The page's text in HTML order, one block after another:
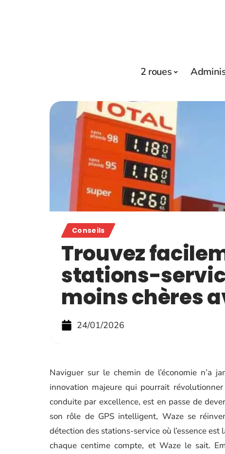
2 roues
Conseils
Trouvez
stations-
moins chères
24/01/2026
Naviguer sur le chemin de l’économie n’a
innovation majeure qui pourrait
conduite par excellence, est en passe de
son rôle de GPS intelligent, Waze se
détection des stations-service où l’essence
chaque centime compte, et Waze le sait.